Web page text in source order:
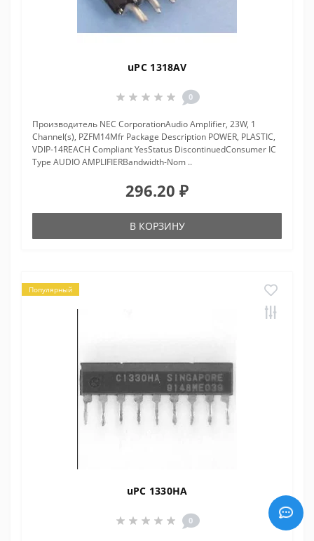
uPC 1318AV
0
Производитель NEC CorporationAudio Amplifier, 23W, 1
Channel(s), PZFM14Mfr Package Description POWER, PLASTIC,
VDIP-14REACH Compliant YesStatus DiscontinuedConsumer IC
Type AUDIO AMPLIFIERBandwidth-Nom ..
296.20 ₽
В КОРЗИНУ
Популярный
uPC 1330HA
0